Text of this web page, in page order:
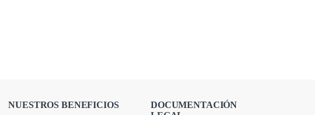
NUESTROS BENEFICIOS
DOCUMENTACIÓN